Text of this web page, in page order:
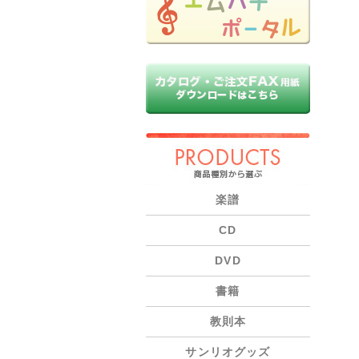
楽譜
CD
DVD
書籍
教則本
サンリオグッズ